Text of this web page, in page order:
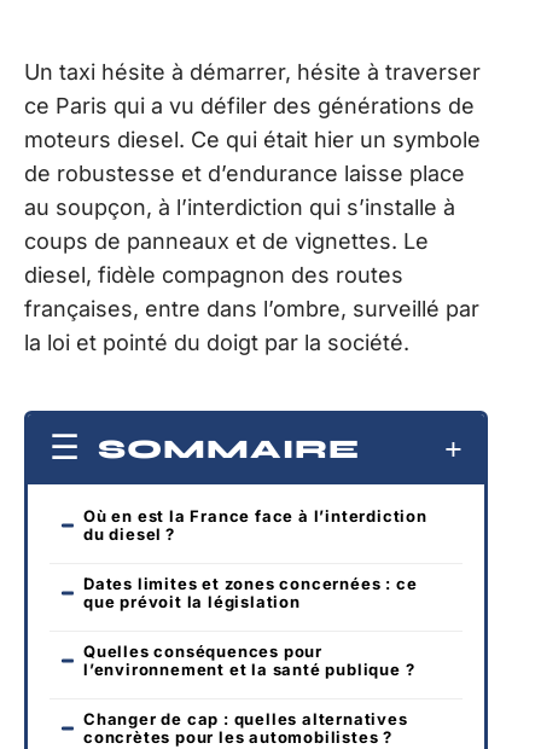
Un taxi hésite à démarrer, hésite à traverser
ce Paris qui a vu défiler des générations de
moteurs diesel. Ce qui était hier un symbole
de robustesse et d’endurance laisse place
au soupçon, à l’interdiction qui s’installe à
coups de panneaux et de vignettes. Le
diesel, fidèle compagnon des routes
françaises, entre dans l’ombre, surveillé par
la loi et pointé du doigt par la société.
SOMMAIRE
Où en est la France face à l’interdiction
du diesel ?
Dates limites et zones concernées : ce
que prévoit la législation
Quelles conséquences pour
l’environnement et la santé publique ?
Changer de cap : quelles alternatives
concrètes pour les automobilistes ?